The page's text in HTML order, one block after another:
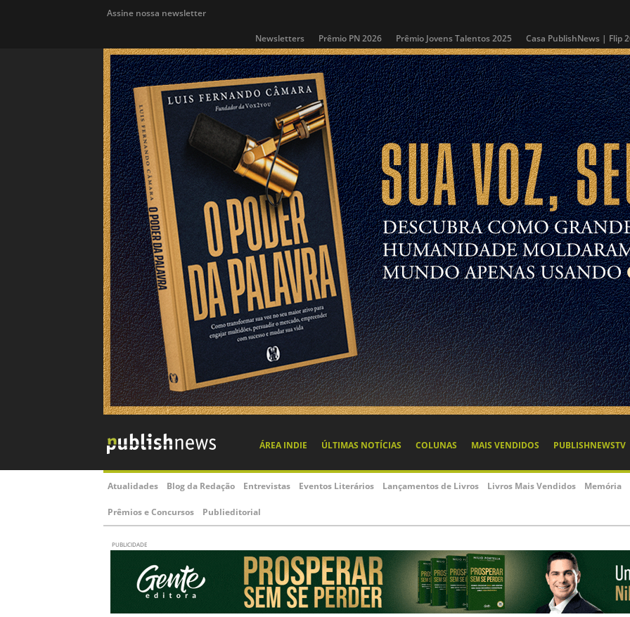
Assine nossa newsletter
Newsletters Prêmio PN 2026 Prêmio Jovens Talentos 2025 Casa PublishNews | Flip
ÁREA INDIE ÚLTIMAS NOTÍCIAS COLUNAS MAIS VENDIDOS PUBLISHNEWSTV
Atualidades Blog da Redação Entrevistas Eventos Literários Lançamentos de Livros Livros Mais Vendidos Memória
Prêmios e Concursos Publieditorial
PUBLICIDADE